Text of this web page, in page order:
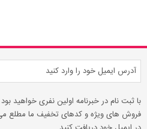
با ثبت نام در خبرنامه اولین نفری خواهید
فروش های ویژه و کدهای تخفیف ما مطلع می